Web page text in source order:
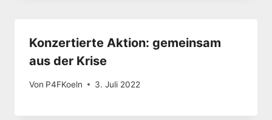
Konzertierte Aktion: gemeinsam
aus der Krise
Von P4FKoeln 3. Juli 2022